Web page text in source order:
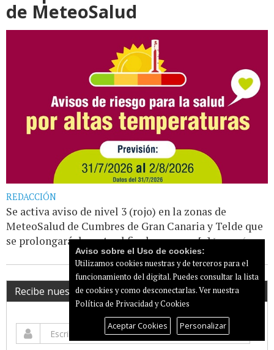
de MeteoSalud
REDACCIÓN
Se activa aviso de nivel 3 (rojo) en la zonas de
MeteoSalud de Cumbres de Gran Canaria y Telde que
se prolongará durante el fin de semana. [...]Leer más...
Recibe nuestro newsletter
Aviso sobre el Uso de cookies:
Utilizamos cookies nuestras y de terceros para el
funcionamiento del digital. Puedes consultar la lista
de cookies y como desconectarlas.Ver nuestra
Política de Privacidad y Cookies
Aceptar Cookies Personalizar